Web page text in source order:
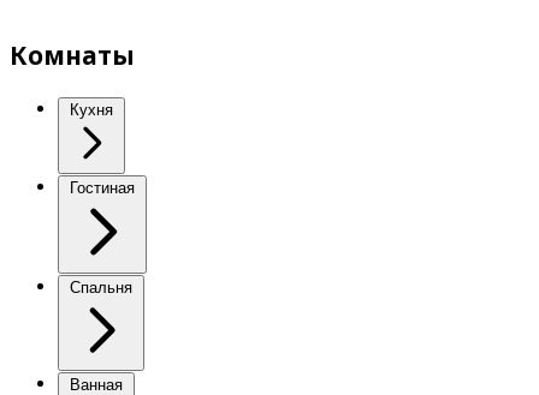
Комнаты
Кухня
Гостиная
Спальня
Ванная